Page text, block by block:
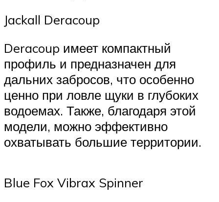
Jackall Deracoup
Deracoup имеет компактный
профиль и предназначен для
дальних забросов, что особенно
ценно при ловле щуки в глубоких
водоемах. Также, благодаря этой
модели, можно эффективно
охватывать большие территории.
Blue Fox Vibrax Spinner